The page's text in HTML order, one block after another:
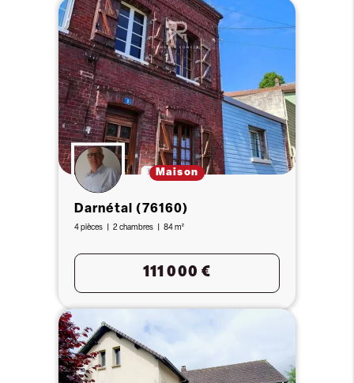
Maison
Darnétal (76160)
4 pièces 2 chambres 84 m²
111 000 €